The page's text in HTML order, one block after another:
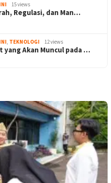
15 views
Regulasi, dan Man…
TEKNOLOGI 12 views
yang Akan Muncul pada …